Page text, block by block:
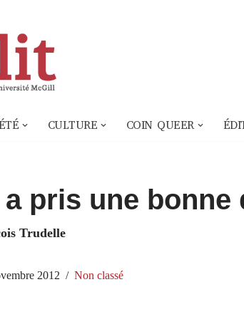
CULTURE COIN QUEER
a pris une bonne
Trudelle
2012 Non classé